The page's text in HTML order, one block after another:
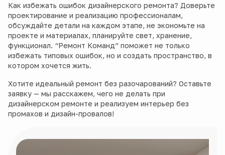
Как избежать ошибок дизайнерского ремонта? Доверьте
проектирование и реализацию профессионалам,
обсуждайте детали на каждом этапе, не экономьте на
проекте и материалах, планируйте свет, хранение,
функционал. “Ремонт Команд” поможет не только
избежать типовых ошибок, но и создать пространство, в
котором хочется жить.
Хотите идеальный ремонт без разочарований? Оставьте
заявку — мы расскажем, чего не делать при
дизайнерском ремонте и реализуем интерьер без
промахов и дизайн-провалов!